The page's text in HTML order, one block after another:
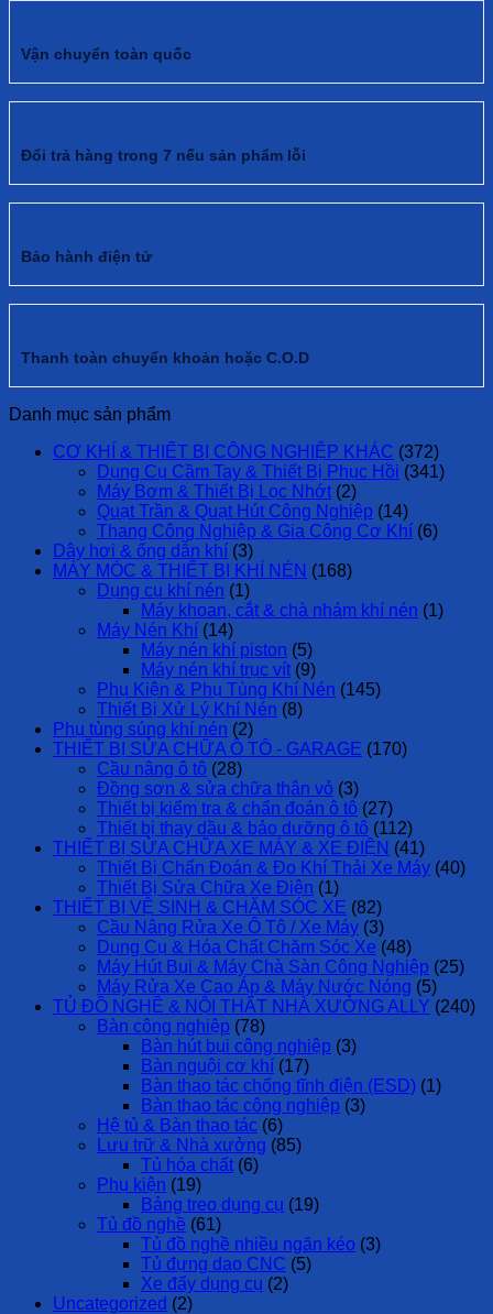
Vận chuyển toàn quốc
Đổi trả hàng trong 7 nếu sản phẩm lỗi
Bảo hành điện tử
Thanh toàn chuyển khoản hoặc C.O.D
Danh mục sản phẩm
CƠ KHÍ & THIẾT BỊ CÔNG NGHIỆP KHÁC (372)
Dụng Cụ Cầm Tay & Thiết Bị Phục Hồi (341)
Máy Bơm & Thiết Bị Lọc Nhớt (2)
Quạt Trần & Quạt Hút Công Nghiệp (14)
Thang Công Nghiệp & Gia Công Cơ Khí (6)
Dây hơi & ống dẫn khí (3)
MÁY MÓC & THIẾT BỊ KHÍ NÉN (168)
Dụng cụ khí nén (1)
Máy khoan, cắt & chà nhám khí nén (1)
Máy Nén Khí (14)
Máy nén khí piston (5)
Máy nén khí trục vít (9)
Phụ Kiện & Phụ Tùng Khí Nén (145)
Thiết Bị Xử Lý Khí Nén (8)
Phụ tùng súng khí nén (2)
THIẾT BỊ SỬA CHỮA Ô TÔ - GARAGE (170)
Cầu nâng ô tô (28)
Đồng sơn & sửa chữa thân vỏ (3)
Thiết bị kiểm tra & chẩn đoán ô tô (27)
Thiết bị thay dầu & bảo dưỡng ô tô (112)
THIẾT BỊ SỬA CHỮA XE MÁY & XE ĐIỆN (41)
Thiết Bị Chẩn Đoán & Đo Khí Thải Xe Máy (40)
Thiết Bị Sửa Chữa Xe Điện (1)
THIẾT BỊ VỆ SINH & CHĂM SÓC XE (82)
Cầu Nâng Rửa Xe Ô Tô / Xe Máy (3)
Dụng Cụ & Hóa Chất Chăm Sóc Xe (48)
Máy Hút Bụi & Máy Chà Sàn Công Nghiệp (25)
Máy Rửa Xe Cao Áp & Máy Nước Nóng (5)
TỦ ĐỒ NGHỀ & NỘI THẤT NHÀ XƯỞNG ALLY (240)
Bàn công nghiệp (78)
Bàn hút bụi công nghiệp (3)
Bàn nguội cơ khí (17)
Bàn thao tác chống tĩnh điện (ESD) (1)
Bàn thao tác công nghiệp (3)
Hệ tủ & Bàn thao tác (6)
Lưu trữ & Nhà xưởng (85)
Tủ hóa chất (6)
Phụ kiện (19)
Bảng treo dụng cụ (19)
Tủ đồ nghề (61)
Tủ đồ nghề nhiều ngăn kéo (3)
Tủ đựng dao CNC (5)
Xe đẩy dụng cụ (2)
Uncategorized (2)